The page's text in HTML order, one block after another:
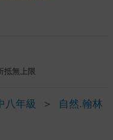
抵無上限
八年級 ＞ 自然.翰林